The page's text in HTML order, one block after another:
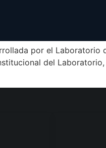
por el Laboratorio
del